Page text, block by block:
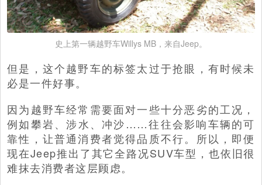
史上第一辆越野车Willys MB，来自Jeep。
但是，这个越野车的标签太过于抢眼，有时候未
必是一件好事。
因为越野车经常需要面对一些十分恶劣的工况，
例如攀岩、涉水、冲沙……往往会影响车辆的可
靠性，让普通消费者觉得品质不行。所以，即便
现在Jeep推出了其它全路况SUV车型，也依旧很
难抹去消费者这层顾虑。